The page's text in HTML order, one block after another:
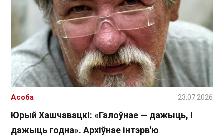
Юрый Хашчавацкі: «Галоўнае — дажыць, і
дажыць годна». Архіўнае інтэрв'ю
Асоба 23.07.2026